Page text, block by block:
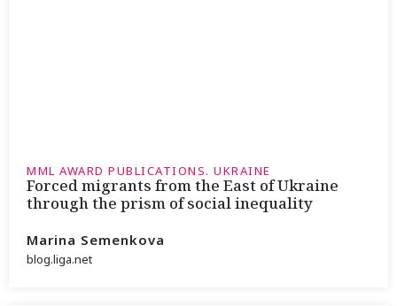
MML AWARD PUBLICATIONS. UKRAINE
Forced migrants from the East of Ukraine
through the prism of social inequality
Marina Semenkova
blog.liga.net